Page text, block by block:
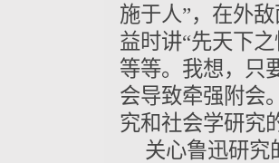
施于人”，在外
益时讲“先天下
等等。我想，只
会导致牵强附会
究和社会学研究
关心鲁迅研究